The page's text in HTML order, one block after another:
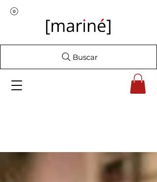
Buscar